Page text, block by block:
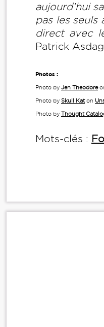
aujourd’hui
pas les
direct avec
Patrick
Photos :
Photo by Jen Theodore
Photo by Skull Katon
Photo by Thought
Mots-clés :